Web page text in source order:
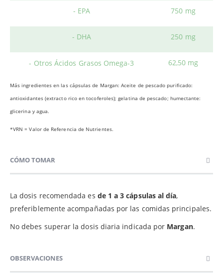
- EPA 750 mg
- DHA 250 mg
- Otros Ácidos Grasos Omega-3 62,50 mg
Más ingredientes en las cápsulas de Margan: Aceite de pescado purificado:
antioxidantes (extracto rico en tocoferoles); gelatina de pescado; humectante:
glicerina y agua.
*VRN = Valor de Referencia de Nutrientes.
CÓMO TOMAR
La dosis recomendada es de 1 a 3 cápsulas al día,
preferiblemente acompañadas por las comidas principales.
No debes superar la dosis diaria indicada por Margan.
OBSERVACIONES